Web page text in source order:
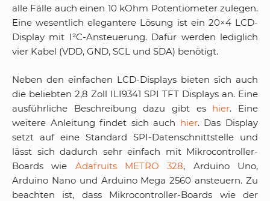
alle Fälle auch einen 10 kOhm Potentiometer zulegen.
Eine wesentlich elegantere Lösung ist ein 20×4 LCD-
Display mit I²C-Ansteuerung. Dafür werden lediglich
vier Kabel (VDD, GND, SCL und SDA) benötigt.
Neben den einfachen LCD-Displays bieten sich auch
die beliebten 2,8 Zoll ILI9341 SPI TFT Displays an. Eine
ausführliche Beschreibung dazu gibt es hier. Eine
weitere Anleitung findet sich auch hier. Das Display
setzt auf eine Standard SPI-Datenschnittstelle und
lässt sich dadurch sehr einfach mit Mikrocontroller-
Boards wie Adafruits METRO 328, Arduino Uno,
Arduino Nano und Arduino Mega 2560 ansteuern. Zu
beachten ist, dass Mikrocontroller-Boards wie der